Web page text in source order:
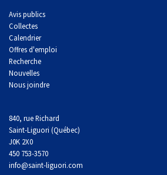
Avis publics
Collectes
Calendrier
Offres d'emploi
Recherche
Nouvelles
Nous joindre
840, rue Richard
Saint-Liguori (Québec)
J0K 2X0
450 753-3570
info@saint-liguori.com